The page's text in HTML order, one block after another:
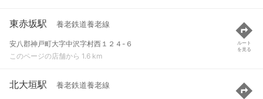
東赤坂駅 養老鉄道養老線
安八郡神戸町大字中沢字村西１２４-６
このページの店舗から 1.6 km
ルート
を見る
北大垣駅 養老鉄道養老線